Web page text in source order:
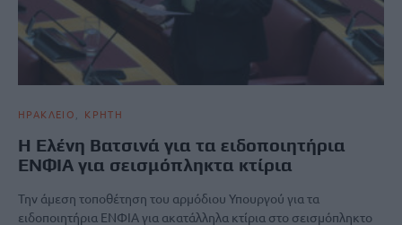
ΗΡΑΚΛΕΙΟ ΚΡΗΤΗ
Η Ελένη Βατσινά για τα ειδοποιητήρια
ΕΝΦΙΑ για σεισμόπληκτα κτίρια
Την άμεση τοποθέτηση του αρμόδιου Υπουργού για τα
ειδοποιητήρια ΕΝΦΙΑ για ακατάλληλα κτίρια στο σεισμόπληκτο